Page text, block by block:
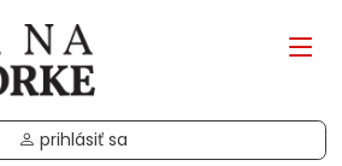
prihlásiť sa